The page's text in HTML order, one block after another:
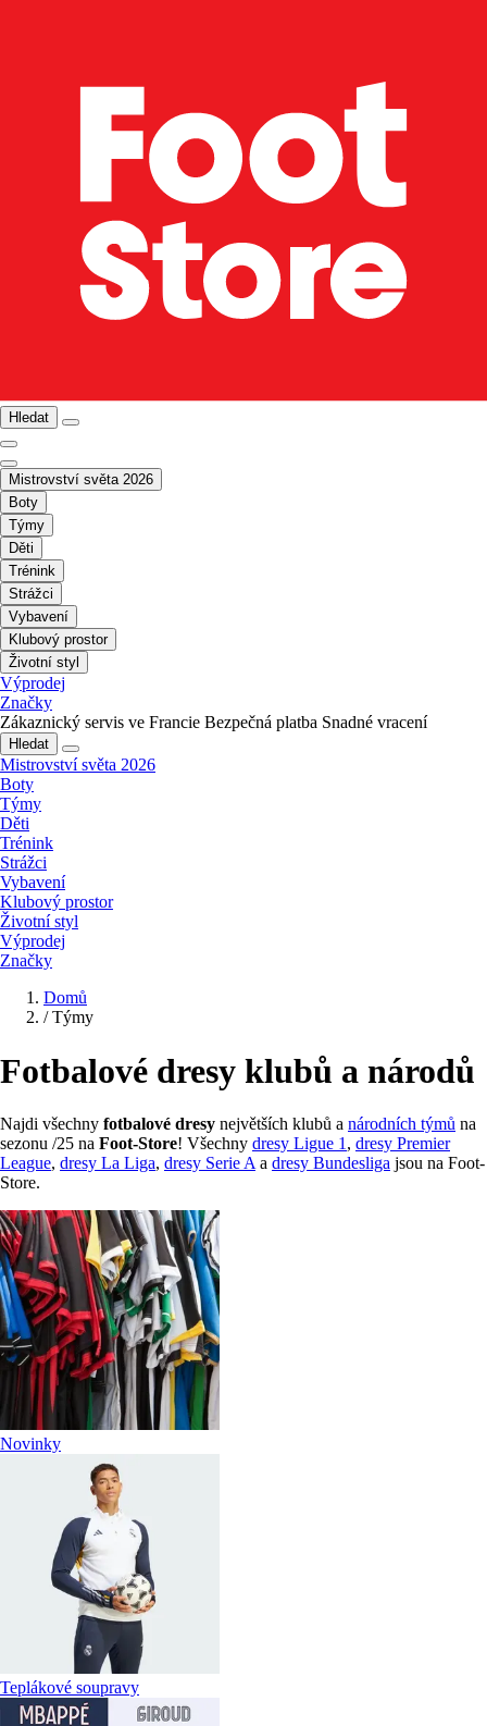
Hledat
Mistrovství světa 2026
Boty
Týmy
Děti
Trénink
Strážci
Vybavení
Klubový prostor
Životní styl
Výprodej
Značky
Zákaznický servis ve Francie Bezpečná platba Snadné vracení
Hledat
Mistrovství světa 2026
Boty
Týmy
Děti
Trénink
Strážci
Vybavení
Klubový prostor
Životní styl
Výprodej
Značky
Domů
/ Týmy
Fotbalové dresy klubů a národů
Najdi všechny fotbalové dresy největších klubů a národních týmů na
sezonu /25 na Foot-Store! Všechny dresy Ligue 1 , dresy Premier
League, dresy La Liga, dresy Serie A a dresy Bundesliga jsou na Foot-
Store.
Novinky
Teplákové soupravy